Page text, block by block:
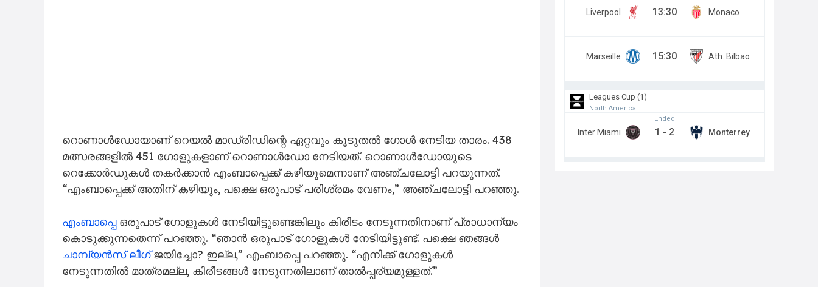
റൊണാൾഡോയാണ് റെയൽ മാഡ്രിഡിന്റെ ഏറ്റവും കൂടുതൽ ഗോൾ നേടിയ താരം. 438
മത്സരങ്ങളിൽ 451 ഗോളുകളാണ് റൊണാൾഡോ നേടിയത്. റൊണാൾഡോയുടെ
റെക്കോർഡുകൾ തകർക്കാൻ എംബാപ്പെക്ക് കഴിയുമെന്നാണ് അഞ്ചലോട്ടി പറയുന്നത്.
“എംബാപ്പെക്ക് അതിന് കഴിയും, പക്ഷെ ഒരുപാട് പരിശ്രമം വേണം,” അഞ്ചലോട്ടി പറഞ്ഞു.
എംബാപ്പെഒരുപാട് ഗോളുകൾ നേടിയിട്ടുണ്ടെങ്കിലും കിരീടം നേടുന്നതിനാണ് പ്രാധാന്യം
കൊടുക്കുന്നതെന്ന് പറഞ്ഞു. “ഞാൻ ഒരുപാട് ഗോളുകൾ നേടിയിട്ടുണ്ട്. പക്ഷെ ഞങ്ങൾ
ചാമ്പ്യൻസ് ലീഗ്ജയിച്ചോ? ഇല്ല,” എംബാപ്പെ പറഞ്ഞു. “എനിക്ക് ഗോളുകൾ
നേടുന്നതിൽ മാത്രമല്ല, കിരീടങ്ങൾ നേടുന്നതിലാണ് താൽപ്പര്യമുള്ളത്.”
Liverpool 13:30 Monaco
Marseille 15:30 Ath. Bilbao
Leagues Cup (1)
North America
Inter Miami
Ended
1 - 2 Monterrey